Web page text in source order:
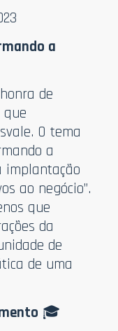
a
de
que
O tema
a
implantação
ao negócio”.
que
da
de
de uma
🎓